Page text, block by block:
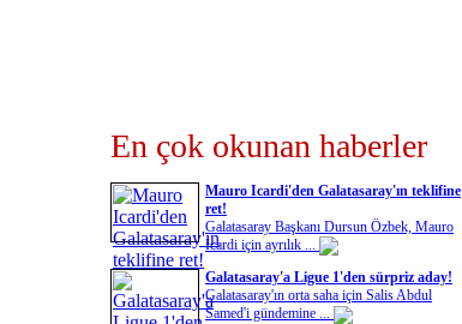
En çok okunan haberler
Mauro Icardi'den Galatasaray'ın teklifine
ret!
Galatasaray Başkanı Dursun Özbek, Mauro
Icardi için ayrılık ...
Galatasaray'a Ligue 1'den sürpriz aday!
Galatasaray'ın orta saha için Salis Abdul
Samed'i gündemine ...